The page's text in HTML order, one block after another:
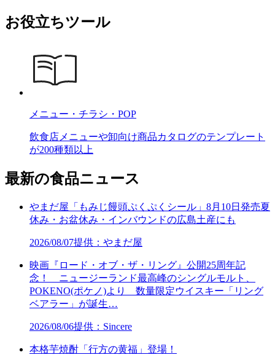
お役立ちツール
メニュー・チラシ・POP
飲食店メニューや卸向け商品カタログのテンプレート
が200種類以上
最新の食品ニュース
やまだ屋「もみじ饅頭ぷくぷくシール」8月10日発売夏
休み・お盆休み・インバウンドの広島土産にも
2026/08/07提供：やまだ屋
映画『ロード・オブ・ザ・リング』公開25周年記
念！ ニュージーランド最高峰のシングルモルト、
POKENO(ポケノ)より 数量限定ウイスキー「リング
ベアラー」が誕生…
2026/08/06提供：Sincere
本格芋焼酎「行方の黄福」登場！